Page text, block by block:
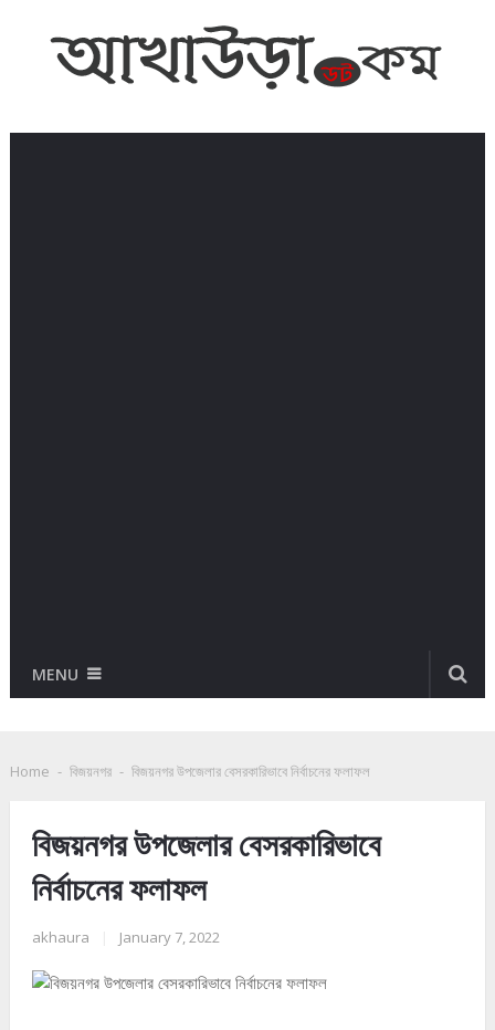
MENU
Home - বিজয়নগর - বিজয়নগর উপজেলার বেসরকারিভাবে নির্বাচনের ফলাফল
বিজয়নগর উপজেলার বেসরকারিভাবে
নির্বাচনের ফলাফল
akhaura January 7, 2022